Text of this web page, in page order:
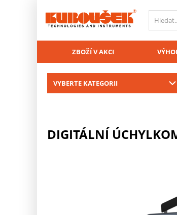
ZBOŽÍ V AKCI
VYBERTE KATEGORII
DIGITÁLNÍ